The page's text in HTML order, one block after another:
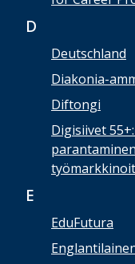
D
Deutschland
Diakonia-
Diftongi
Digisiivet
E
EduFutura